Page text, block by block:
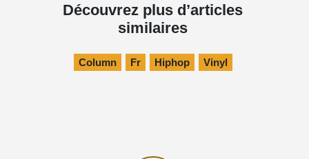
Découvrez plus d’articles
similaires
Column Fr Hiphop Vinyl